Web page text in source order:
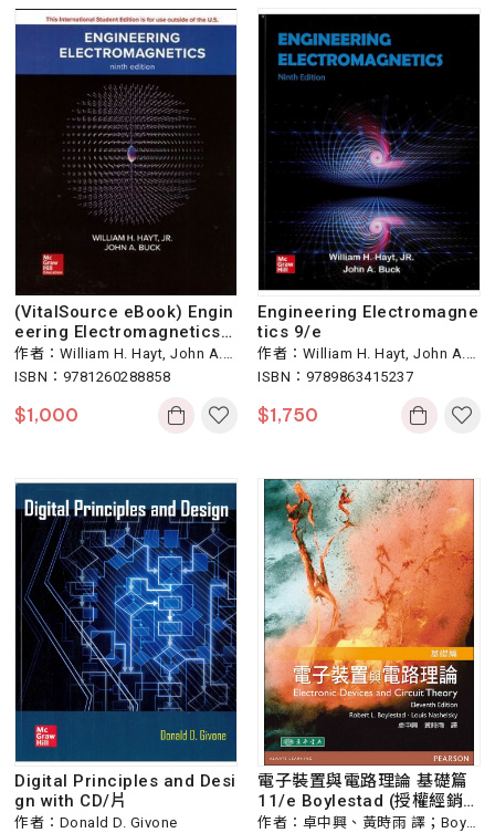
(VitalSource eBook) Engin
eering Electromagnetics
9/e
作者：William H. Hayt, John A. B
uck
ISBN：9781260288858
$1,000
Engineering Electromagne
tics 9/e
作者：William H. Hayt, John A. B
uck
ISBN：9789863415237
$1,750
Digital Principles and Desi
gn with CD/片
作者：Donald D. Givone
電子裝置與電路理論 基礎篇
11/e Boylestad (授權經銷
版)
作者：卓中興、黃時雨 譯；Boyle